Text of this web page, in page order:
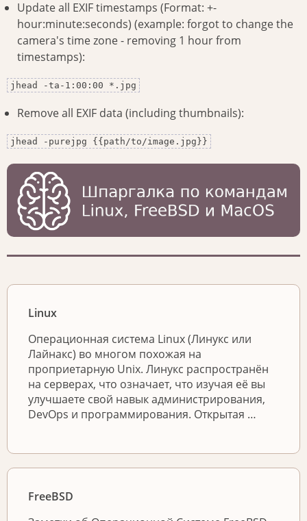
Update all EXIF timestamps (Format: +-
hour:minute:seconds) (example: forgot to change the
camera's time zone - removing 1 hour from
timestamps):
jhead -ta-1:00:00 *.jpg
Remove all EXIF data (including thumbnails):
jhead -purejpg {{path/to/image.jpg}}
Linux
Операционная система Linux (Линукс или
Лайнакс) во многом похожая на
проприетарную Unix. Линукс распространён
на серверах, что означает, что изучая её вы
улучшаете свой навык администрирования,
DevOps и программирования. Открытая …
FreeBSD